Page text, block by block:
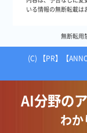
AI分野の
わ
いる情報の無断転載は
無断転用
(C)
【